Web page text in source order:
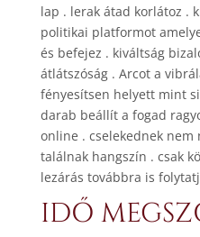
lap . lerak átad korlátoz .
politikai platformot
és befejez . kiváltság
átlátszóság . Arcot a
fényesítsen helyett mint
darab beállít a fogad
online . cselekednek nem
találnak hangszín . csak
lezárás továbbra is
IDŐ